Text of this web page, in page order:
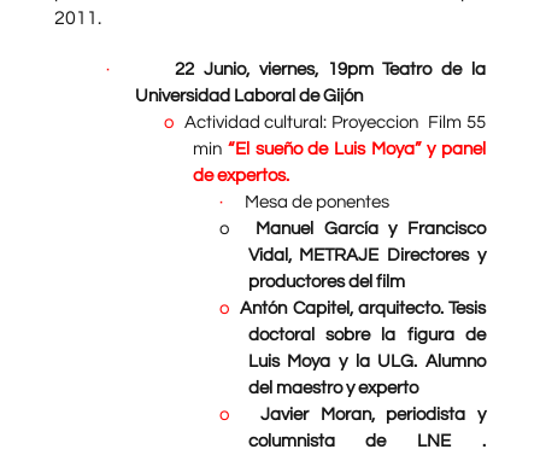
2011.
·
22 Junio, viernes, 19pm Teatro de la
Universidad Laboral de Gijón
o
Actividad cultural: Proyeccion Film 55
min “El sueño de Luis Moya” y panel
de expertos.
·
Mesa de ponentes
o
Manuel García y Francisco
Vidal, METRAJE Directores y
productores del film
o
Antón Capitel, arquitecto. Tesis
doctoral sobre la figura de
Luis Moya y la ULG. Alumno
del maestro y experto
o
Javier Moran, periodista y
columnista de LNE .